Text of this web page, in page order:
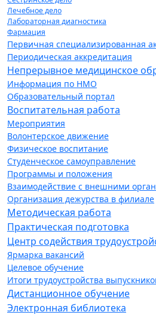
Лечебное дело
Лабораторная диагностика
Фармация
Первичная специализированная
Периодическая аккредитация
Непрерывное медицинское
Информация по НМО
Образовательный портал
Воспитательная работа
Мероприятия
Волонтерское движение
Физическое воспитание
Студенческое самоуправление
Программы и положения
Взаимодействие с внешними
Организация дежурства в филиале
Методическая работа
Практическая подготовка
Центр содействия
Ярмарка вакансий
Целевое обучение
Итоги трудоустройства
Дистанционное обучение
Электронная библиотека